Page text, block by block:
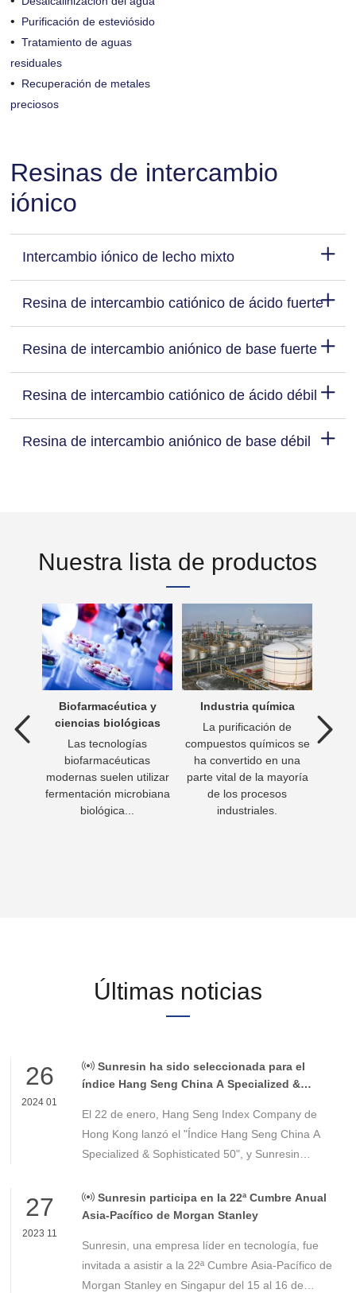
• Purificación de esteviósido
•Tratamiento de aguas
residuales
• Recuperación de metales
preciosos
Resinas de intercambio
iónico
Intercambio iónico de lecho mixto
Resina de intercambio catiónico de ácido fuerte
Resina de intercambio aniónico de base fuerte
Resina de intercambio catiónico de ácido débil
Resina de intercambio aniónico de base débil
Nuestra lista de productos
Biofarmacéutica y
ciencias biológicas
Las tecnologías
biofarmacéuticas
modernas suelen utilizar
fermentación microbiana
biológica...
Industria química
La purificación de
compuestos químicos se
ha convertido en una
parte vital de la mayoría
de los procesos
industriales.
Últimas noticias
26
2024 01
Sunresin ha sido seleccionada para el
índice Hang Seng China A Specialized &
El 22 de enero, Hang Seng Index Company de
Hong Kong lanzó el "Índice Hang Seng China A
Specialized & Sophisticated 50", y Sunresin
acción constituyente. Al 12 de enero de 2024, la
proporción era del 2,78%.
27
2023 11
Sunresin participa en la 22ª Cumbre Anual
Asia-Pacífico de Morgan Stanley
Sunresin, una empresa líder en tecnología, fue
invitada a asistir a la 22ª Cumbre Asia-Pacífico de
Morgan Stanley en Singapur del 15 al 16 de